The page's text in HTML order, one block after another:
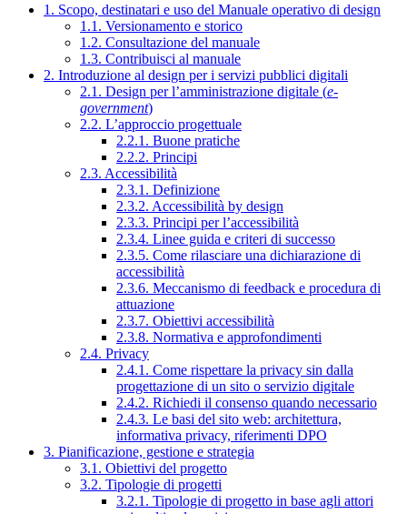
1. Scopo, destinatari e uso del Manuale operativo di design
1.1. Versionamento e storico
1.2. Consultazione del manuale
1.3. Contribuisci al manuale
2. Introduzione al design per i servizi pubblici digitali
2.1. Design per l’amministrazione digitale (e-
government)
2.2. L’approccio progettuale
2.2.1. Buone pratiche
2.2.2. Principi
2.3. Accessibilità
2.3.1. Definizione
2.3.2. Accessibilità by design
2.3.3. Principi per l’accessibilità
2.3.4. Linee guida e criteri di successo
2.3.5. Come rilasciare una dichiarazione di
accessibilità
2.3.6. Meccanismo di feedback e procedura di
attuazione
2.3.7. Obiettivi accessibilità
2.3.8. Normativa e approfondimenti
2.4. Privacy
2.4.1. Come rispettare la privacy sin dalla
progettazione di un sito o servizio digitale
2.4.2. Richiedi il consenso quando necessario
2.4.3. Le basi del sito web: architettura,
informativa privacy, riferimenti DPO
3. Pianificazione, gestione e strategia
3.1. Obiettivi del progetto
3.2. Tipologie di progetti
3.2.1. Tipologie di progetto in base agli attori